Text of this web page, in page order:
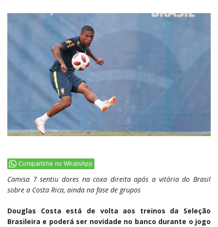
Compartilhe no WhatsApp
Camisa 7 sentiu dores na coxa direita após a vitória do Brasil
sobre a Costa Rica, ainda na fase de grupos
Douglas Costa está de volta aos treinos da Seleção
Brasileira e poderá ser novidade no banco durante o jogo